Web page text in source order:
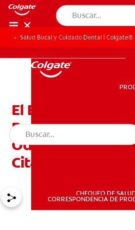
PARA
CHEQUEO DE
CORRESPONDENCIA DE
Salud Bucal y Cuidado Dental | Colgate®
El Blanqueamiento
Realizado Por El
Odontólogo En
Cita